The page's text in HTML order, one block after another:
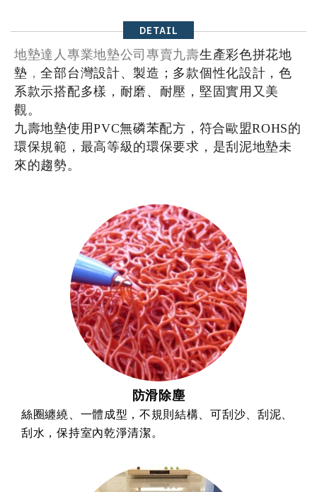
DETAIL
地墊達人專業地墊公司專賣九壽生產彩色拼花地
墊 ，全部台灣設計、製造；多款個性化設計，色
系款示搭配多樣，耐磨、耐壓，堅固實用又美
觀。
九壽地墊使用PVC無磷苯配方 ，符合歐盟ROHS的
環保規範，最高等級的環保要求，是刮泥地墊未
來的趨勢。
防滑除塵
絲圈纏繞、一體成型，不規則結構、可刮沙、刮泥、
刮水，保持室內乾淨清潔。